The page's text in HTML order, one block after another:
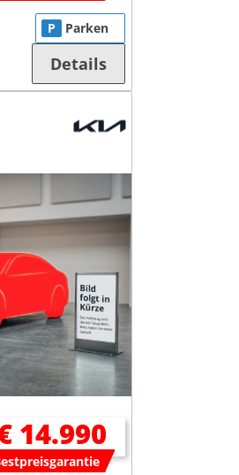
P Parken
Details
14.990